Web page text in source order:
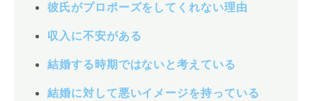
彼氏がプロポーズをしてくれない理由
収入に不安がある
結婚する時期ではないと考えている
結婚に対して悪いイメージを持っている